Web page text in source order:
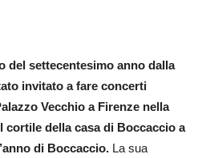
del settecentesimo anno dalla
invitato a fare concerti
Vecchio a Firenze nella
cortile della casa di Boccaccio a
di Boccaccio. La sua